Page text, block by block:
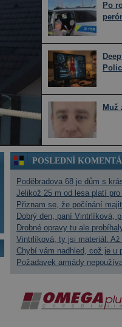
Po
Muž
POSLEDNÍ
Poděbradova 68 je dům s
Jelikož 25 m od lesa platí
Přiznam se, že počínání
Dobrý den, paní Vintrlíková,
Drobné opravy tu ale
Vintrlíková, ty jsi materiál.
Chybí vám nadhled, což je u
Požadavek armády